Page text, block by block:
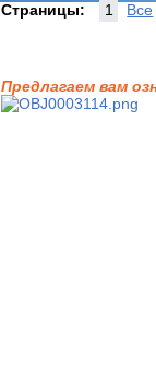
Страницы:
1 Все
Предлагаем вам